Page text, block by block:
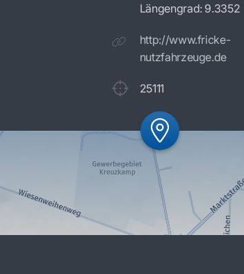
Längengrad: 9.3352
http://www.fricke-
nutzfahrzeuge.de
25111